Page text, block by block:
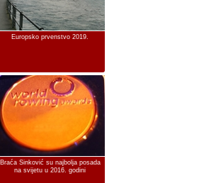
Europsko prvenstvo 2019.
Braća Sinković su najbolja posada
na svijetu u 2016. godini